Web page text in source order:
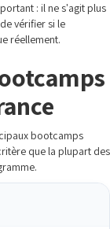
: il ne s'agit plus
vérifier si le
réellement.
bootcamps
que la plupart des